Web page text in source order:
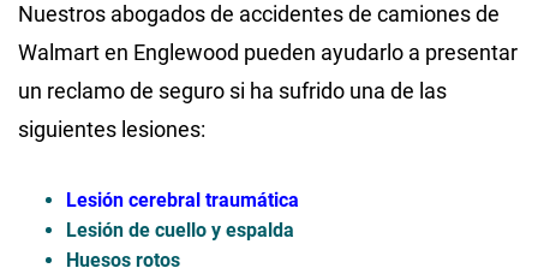
Nuestros abogados de accidentes de camiones de
Walmart en Englewood pueden ayudarlo a presentar
un reclamo de seguro si ha sufrido una de las
siguientes lesiones:
Lesión cerebral traumática
Lesión de cuello y espalda
Huesos rotos